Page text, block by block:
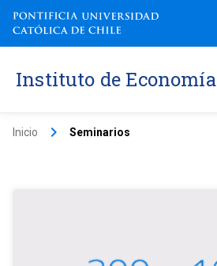
Instituto de Economía
Inicio keyboard_arrow_right Seminarios